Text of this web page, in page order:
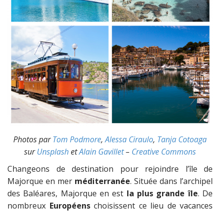
Photos parTom Podmore,Alessa Ciraulo, Tanja Cotoaga
surUnsplashetAlain Gavillet– Creative Commons
Changeons de destination pour rejoindre l’île de
Majorque en mer méditerranée. Située dans l’archipel
des Baléares, Majorque en est la plus grande île. De
nombreux Européenschoisissent ce lieu de vacances